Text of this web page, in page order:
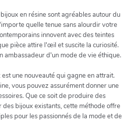
en résine sont agréables autour du
quelle tenue sans alourdir votre
innovent avec des teintes
pièce attire l'œil et suscite la curiosité.
ambassadeur d'un mode de vie éthique.
une nouveauté qui gagne en attrait.
vous pouvez assurément donner une
Que ce soit de produire des
des bijoux existants, cette méthode offre
pour les passionnés de la mode et de